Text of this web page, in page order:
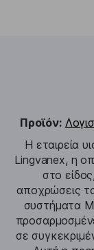
Προϊόν:
Η εταιρεία
Lingvanex, η
στο
αποχρώσεις
συστήματα
σε